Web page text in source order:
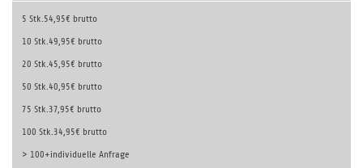
5 Stk.54,95€ brutto
10 Stk.49,95€ brutto
20 Stk.45,95€ brutto
50 Stk.40,95€ brutto
75 Stk.37,95€ brutto
100 Stk.34,95€ brutto
> 100+individuelle Anfrage